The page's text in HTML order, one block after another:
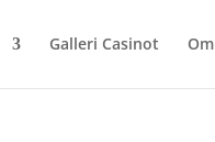
Galleri Casinot Om